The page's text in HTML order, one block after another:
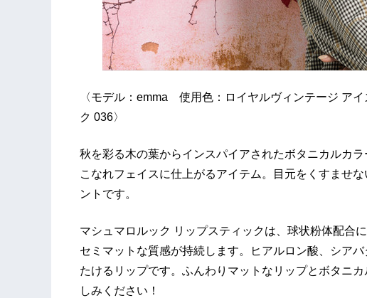
〈モデル：emma 使用色：ロイヤルヴィンテージ ア
ク 036〉
秋を彩る木の葉からインスパイアされたボタニカルカ
こなれフェイスに仕上がるアイテム。目元をくすませ
ントです。
マシュマロルック リップスティックは、球状粉体配合
セミマットな質感が持続します。ヒアルロン酸、シア
たけるリップです。ふんわりマットなリップとボタニ
しみください！